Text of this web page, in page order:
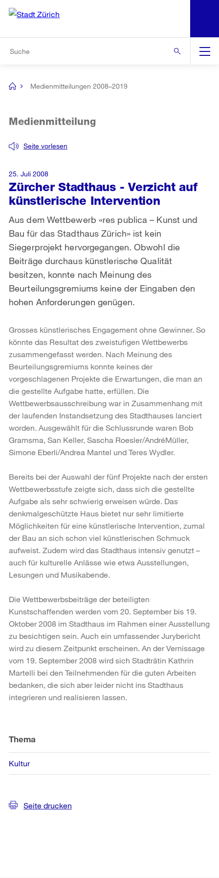
Navigation
[no
Medienmitteilungen 2008–2019
Zürcher Stadthaus - Verzicht auf
künstlerische Intervention
Seite vorlesen
Medienmitteilung
Aus dem Wettbewerb «res publica – Kunst und
Bau für das Stadthaus Zürich» ist kein
Siegerprojekt hervorgegangen. Obwohl die
Beiträge durchaus künstlerische Qualität
besitzen, konnte nach Meinung des
Beurteilungsgremiums keine der Eingaben den
hohen Anforderungen genügen.
25. Juli 2008
Grosses künstlerisches Engagement ohne Gewinner. So
könnte das Resultat des zweistufigen Wettbewerbs
zusammengefasst werden. Nach Meinung des
Beurteilungsgremiums konnte keines der
vorgeschlagenen Projekte die Erwartungen, die man an
die gestellte Aufgabe hatte, erfüllen. Die
Wettbewerbsausschreibung war in Zusammenhang mit
der laufenden Instandsetzung des Stadthauses lanciert
worden. Ausgewählt für die Schlussrunde waren Bob
Gramsma, San Keller, Sascha Roesler/AndréMüller,
Simone Eberli/Andrea Mantel und Teres Wydler.
Bereits bei der Auswahl der fünf Projekte nach der ersten
Wettbewerbsstufe zeigte sich, dass sich die gestellte
Aufgabe als sehr schwierig erweisen würde. Das
denkmalgeschützte Haus bietet nur sehr limitierte
Möglichkeiten für eine künstlerische Intervention, zumal
der Bau an sich schon viel künstlerischen Schmuck
aufweist. Zudem wird das Stadthaus intensiv genutzt –
auch für kulturelle Anlässe wie etwa Ausstellungen,
Lesungen und Musikabende.
Die Wettbewerbsbeiträge der beteiligten
Kunstschaffenden werden vom 20. September bis 19.
Oktober 2008 im Stadthaus im Rahmen einer Ausstellung
zu besichtigen sein. Auch ein umfassender Jurybericht
wird zu diesem Zeitpunkt erscheinen. An der Vernissage
vom 19. September 2008 wird sich Stadträtin Kathrin
Martelli bei den Teilnehmenden für die guten Arbeiten
bedanken, die sich aber leider nicht ins Stadthaus
integrieren und realisieren lassen.
Informationen
Thema
Kultur
Seite drucken